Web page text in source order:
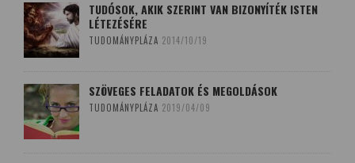
TUDÓSOK, AKIK SZERINT VAN BIZONYÍTÉK ISTEN
LÉTEZÉSÉRE
TUDOMÁNYPLÁZA 2014/10/19
SZÖVEGES FELADATOK ÉS MEGOLDÁSOK
TUDOMÁNYPLÁZA 2019/04/09